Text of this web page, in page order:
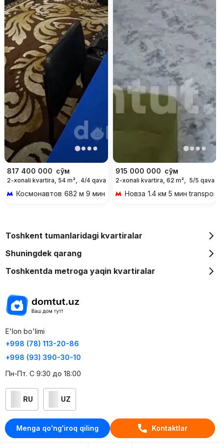
Menga qo'ng'iroq qiling Kontaktlar
817 400 000 сўм
2-xonali kvartira, 54 m², 4/4 qavat
Космонавтов 682 м 9 мин piyoda
915 000 000 сўм
2-xonali kvartira, 62 m², 5/5 qavat
Новза 1.4 км 5 мин
Toshkent tumanlaridagi kvartiralar
Shuningdek qarang
Toshkentda metroga yaqin kvartiralar
E'lon bo'limi
+998 (78) 113-20-86
+998 (93) 390-30-10
Пн-Пт. С 9:30 до 18:00
RU UZ
Kontaktlar